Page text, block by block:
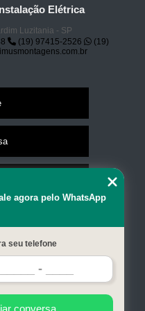
Salto
acionamento Cabreúva
Elétrica
Luzitania - SP
(19) 97415-2526
(19)
agora pelo WhatsApp
seu telefone
conversa